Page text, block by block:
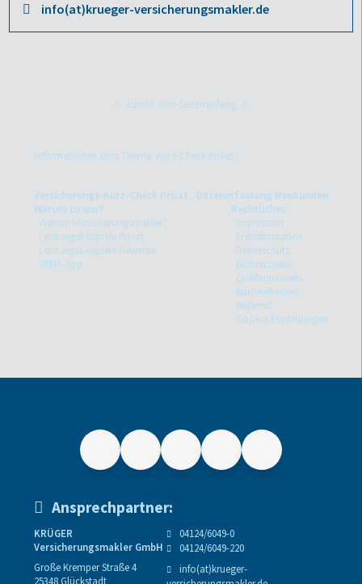
info(at)krueger-versicherungsmakler.de
zurück zum Seitenanfang
Informationen zum Thema: Kurz-Check Privat
Versicherungs-Kurz-Check Privat
Datenerfassung Neukunden
Warum zu uns?
Warum Versicherungsmakler?
Leistungsbeispiele Privat
Leistungsbeispiele Gewerbe
VEMA-App
Rechtliches
Impressum
Erstinformation
Datenschutz
Bildnachweis
Quellenhinweis
Barrierefreiheit
Widerruf
Cookie-Einstellungen
Ansprechpartner:
KRÜGER
Versicherungsmakler GmbH
Große Kremper Straße 4
25348 Glückstadt
04124/6049-0
04124/6049-220
info(at)krueger-